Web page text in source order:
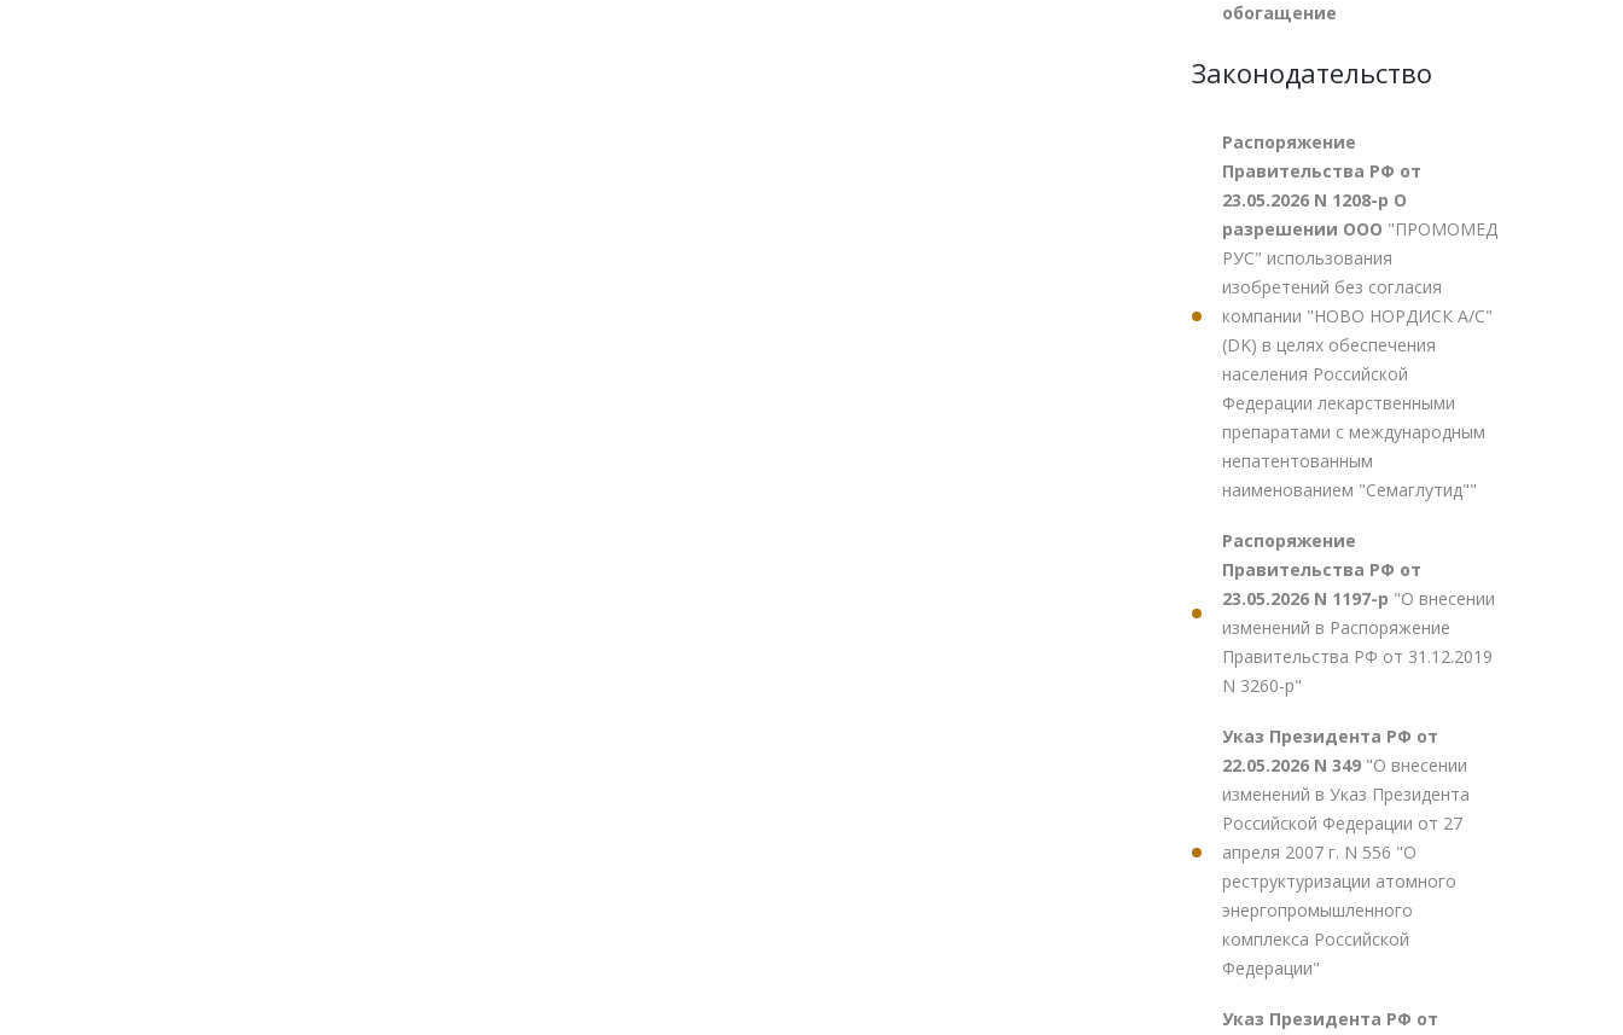
обогащение
Законодательство
Распоряжение
Правительства РФ от
23.05.2026 N 1208-р О
разрешении ООО "ПРОМОМЕД
РУС" использования
изобретений без согласия
компании "НОВО НОРДИСК А/С"
(DK) в целях обеспечения
населения Российской
Федерации лекарственными
препаратами с международным
непатентованным
наименованием "Семаглутид""
Распоряжение
Правительства РФ от
23.05.2026 N 1197-р "О внесении
изменений в Распоряжение
Правительства РФ от 31.12.2019
N 3260-р"
Указ Президента РФ от
22.05.2026 N 349 "О внесении
изменений в Указ Президента
Российской Федерации от 27
апреля 2007 г. N 556 "О
реструктуризации атомного
энергопромышленного
комплекса Российской
Федерации"
Указ Президента РФ от